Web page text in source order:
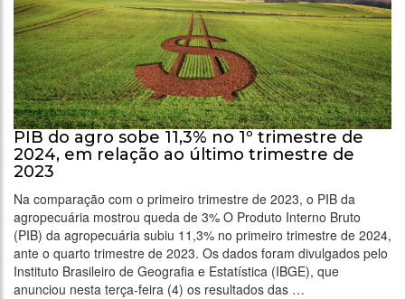
PIB do agro sobe 11,3% no 1º trimestre de
2024, em relação ao último trimestre de
2023
Na comparação com o primeiro trimestre de 2023, o PIB da
agropecuária mostrou queda de 3% O Produto Interno Bruto
(PIB) da agropecuária subiu 11,3% no primeiro trimestre de 2024,
ante o quarto trimestre de 2023. Os dados foram divulgados pelo
Instituto Brasileiro de Geografia e Estatística (IBGE), que
anunciou nesta terça-feira (4) os resultados das …